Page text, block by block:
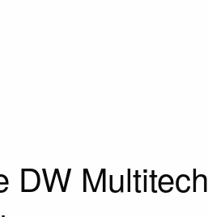
DW Multitech